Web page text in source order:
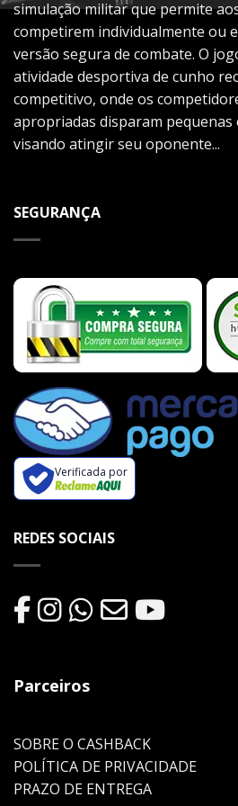
simulação militar que permite
competirem individualmente ou
versão segura de combate. O
atividade desportiva de cunho
competitivo, onde os
apropriadas disparam pequenas
visando atingir seu oponente...
SEGURANÇA
Verificada por
REDES SOCIAIS
Parceiros
SOBRE O CASHBACK
POLÍTICA DE PRIVACIDADE
PRAZO DE ENTREGA